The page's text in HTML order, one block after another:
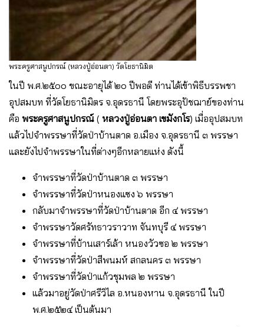
พระครูศาสนูปกรณ์ (หลวงปู่อ่อนตา) วัดโยธานิมิต
ในปี พ.ศ.๒๕๐๐ ขณะอายุได้ ๒๐ ปีพอดี ท่านได้เข้าพิธีบรรพชา
อุปสมบท ที่วัดโยธานิมิตร จ.อุดรธานี โดยพระอุปัชฌาย์ของท่าน
คือ พระครูศาสนูปกรณ์ ( หลวงปู่อ่อนตา เขมังกโร) เมื่ออุปสมบท
แล้วไปจำพรรษาที่วัดป่าบ้านตาด อ.เมือง จ.อุดรธานี ๓ พรรษา
และยังไปจำพรรษาในที่ต่างๆอีกหลายแห่ง ดังนี้
จำพรรษาที่วัดป่าบ้านตาด ๓ พรรษา
จำพรรษาที่วัดป่าหนองแซง ๖ พรรษา
กลับมาจำพรรษาที่วัดป่าบ้านตาด อีก ๔ พรรษา
จำพรรษาวัดศรัทธาวราวาท จันทบุรี ๔ พรรษา
จำพรรษาที่บ้านเสาร์เล้า หนองวัวซอ ๒ พรรษา
จำพรรษาที่วัดป่าสีพนมห์ สกลนคร ๓ พรรษา
จำพรรษาที่วัดป่าแก้วชุมพล ๒ พรรษา
แล้วมาอยู่วัดป่าศรีวิไล อ.หนองหาน จ.อุดรธานี ในปี
พ.ศ.๒๕๒๔ เป็นต้นมา